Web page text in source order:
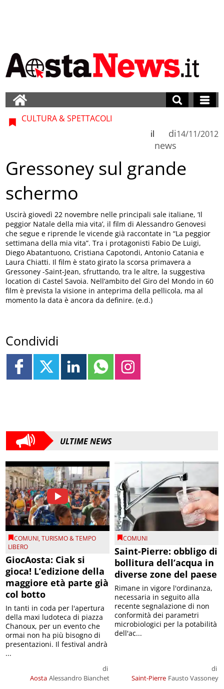
CULTURA & SPETTACOLI
di
news
il 14/11/2012
Gressoney sul grande
schermo
Uscirà giovedì 22 novembre nelle principali sale italiane, ‘Il
peggior Natale della mia vita’, il film di Alessandro Genovesi
che segue e riprende le vicende già raccontate in “La peggior
settimana della mia vita”. Tra i protagonisti Fabio De Luigi,
Diego Abatantuono, Cristiana Capotondi, Antonio Catania e
Laura Chiatti. Il film è stato girato la scorsa primavera a
Gressoney -Saint-Jean, sfruttando, tra le altre, la suggestiva
location di Castel Savoia. Nell’ambito del Giro del Mondo in 60
film è prevista la visione in anteprima della pellicola, ma al
momento la data è ancora da definire. (e.d.)
Condividi
ULTIME NEWS
COMUNI,TURISMO & TEMPO
LIBERO
GiocAosta: Ciak si
gioca! L’edizione della
maggiore età parte già
col botto
Aosta
di
Alessandro Bianchet
In tanti in coda per l'apertura
della maxi ludoteca di piazza
Chanoux, per un evento che
ormai non ha più bisogno di
presentazioni. Il festival andrà
...
COMUNI
Saint-Pierre: obbligo di
bollitura dell’acqua in
diverse zone del paese
Saint-Pierre
di
Fausto Vassoney
Rimane in vigore l'ordinanza,
necessaria in seguito alla
recente segnalazione di non
conformità dei parametri
microbiologici per la potabilità
dell'ac...